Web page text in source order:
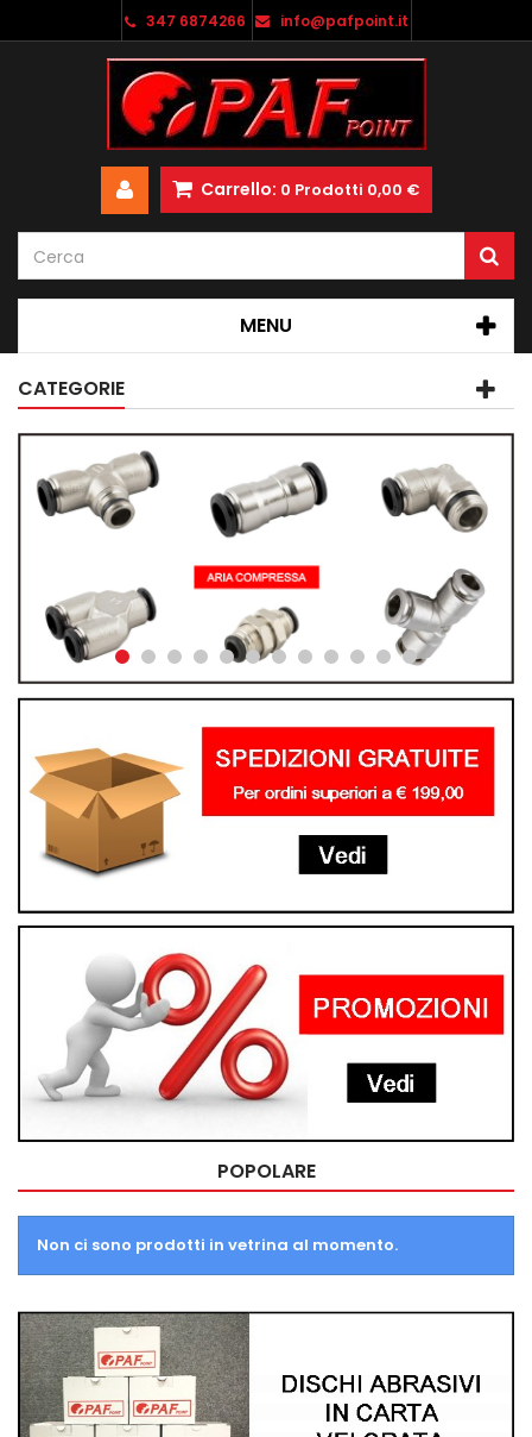
347 6874266 info@pafpoint.it
Carrello: 0 Prodotti 0,00 €
MENU
CATEGORIE
POPOLARE
Non ci sono prodotti in vetrina al momento.